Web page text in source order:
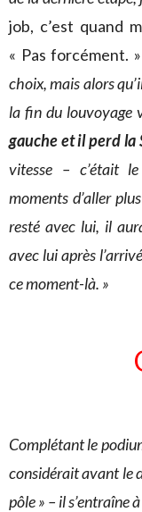
job, c’est quand
« Pas forcément. »
choix, mais alors
la fin du louvoyage
gauche et il perd la
vitesse – c’était
moments d’aller
resté avec lui, il
avec lui après
ce moment-là. »
Complétant le
considérait avant le
pôle » – il s’entraîne